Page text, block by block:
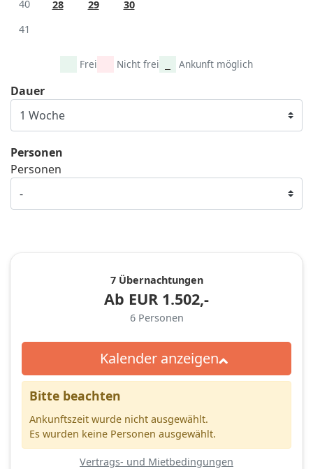
40
28 29
30
41
Frei Nicht frei Ankunft möglich
Dauer
Personen
Personen
7 Übernachtungen
Ab EUR 1.502,-
6 Personen
Kalender anzeigen
Bitte beachten
Ankunftszeit wurde nicht ausgewählt.
Es wurden keine Personen ausgewählt.
Vertrags- und Mietbedingungen